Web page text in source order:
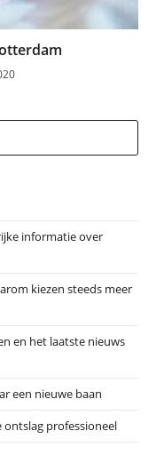
op
informatie over
kiezen steeds meer
en het laatste nieuws
een nieuwe baan
ontslag professioneel